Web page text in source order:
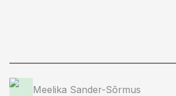
Meelika Sander-Sõrmus